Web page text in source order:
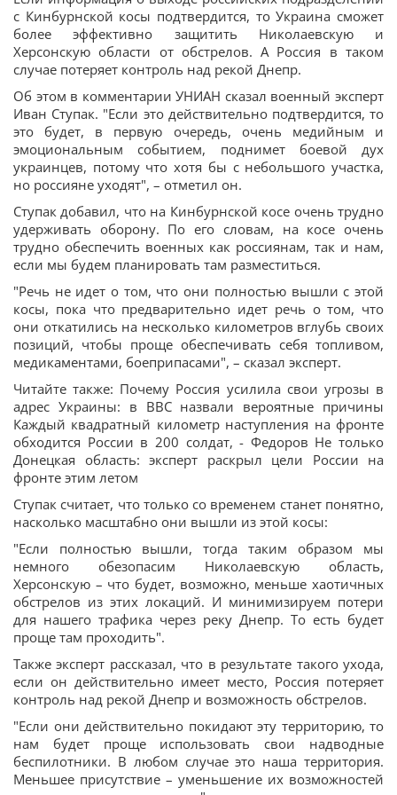
с Кинбурнской косы подтвердится, то Украина сможет
более эффективно защитить Николаевскую и
Херсонскую области от обстрелов. А Россия в таком
случае потеряет контроль над рекой Днепр.
Об этом в комментарии УНИАН сказал военный эксперт
Иван Ступак. "Если это действительно подтвердится, то
это будет, в первую очередь, очень медийным и
эмоциональным событием, поднимет боевой дух
украинцев, потому что хотя бы с небольшого участка,
но россияне уходят", – отметил он.
Ступак добавил, что на Кинбурнской косе очень трудно
удерживать оборону. По его словам, на косе очень
трудно обеспечить военных как россиянам, так и нам,
если мы будем планировать там разместиться.
"Речь не идет о том, что они полностью вышли с этой
косы, пока что предварительно идет речь о том, что
они откатились на несколько километров вглубь своих
позиций, чтобы проще обеспечивать себя топливом,
медикаментами, боеприпасами", – сказал эксперт.
Читайте также: Почему Россия усилила свои угрозы в
адрес Украины: в BBC назвали вероятные причины
Каждый квадратный километр наступления на фронте
обходится России в 200 солдат, - Федоров Не только
Донецкая область: эксперт раскрыл цели России на
фронте этим летом
Ступак считает, что только со временем станет понятно,
насколько масштабно они вышли из этой косы:
"Если полностью вышли, тогда таким образом мы
немного обезопасим Николаевскую область,
Херсонскую – что будет, возможно, меньше хаотичных
обстрелов из этих локаций. И минимизируем потери
для нашего трафика через реку Днепр. То есть будет
проще там проходить".
Также эксперт рассказал, что в результате такого ухода,
если он действительно имеет место, Россия потеряет
контроль над рекой Днепр и возможность обстрелов.
"Если они действительно покидают эту территорию, то
нам будет проще использовать свои надводные
беспилотники. В любом случае это наша территория.
Меньшее присутствие – уменьшение их возможностей